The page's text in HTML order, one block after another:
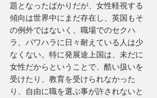
題となったばかりだが、女性軽視する
傾向は世界中にまだ存在し、英国もそ
の例外ではないく、職場でのセクハ
ラ、パワハラに日々耐えている人は少
なくない。特に発展途上国は、未だに
女性だからということで、酷い扱いを
受けたり、教育を受けられなかった
り、自由に職を選ぶ事が許されないと